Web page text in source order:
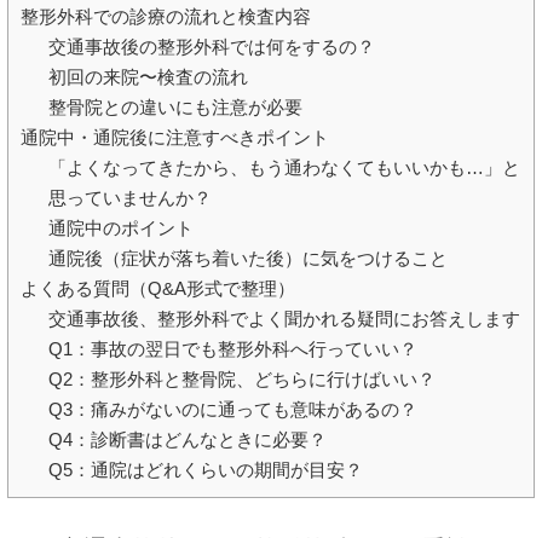
整形外科での診療の流れと検査内容
交通事故後の整形外科では何をするの？
初回の来院〜検査の流れ
整骨院との違いにも注意が必要
通院中・通院後に注意すべきポイント
「よくなってきたから、もう通わなくてもいいかも…」と
思っていませんか？
通院中のポイント
通院後（症状が落ち着いた後）に気をつけること
よくある質問（Q&A形式で整理）
交通事故後、整形外科でよく聞かれる疑問にお答えします
Q1：事故の翌日でも整形外科へ行っていい？
Q2：整形外科と整骨院、どちらに行けばいい？
Q3：痛みがないのに通っても意味があるの？
Q4：診断書はどんなときに必要？
Q5：通院はどれくらいの期間が目安？